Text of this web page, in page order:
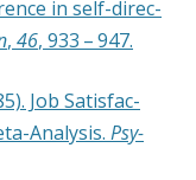
in self-direc­
, 46, 933 – 947.
Job Satis­fac­
Ana­ly­sis. Psy­